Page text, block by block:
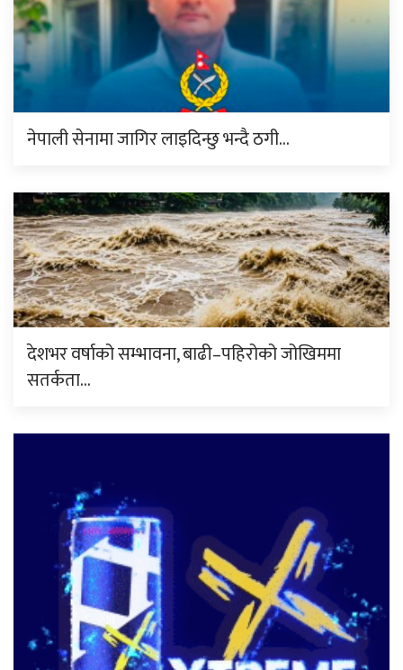
नेपाली सेनामा जागिर लाइदिन्छु भन्दै ठगी…
देशभर वर्षाको सम्भावना, बाढी–पहिरोको जोखिममा
सतर्कता…